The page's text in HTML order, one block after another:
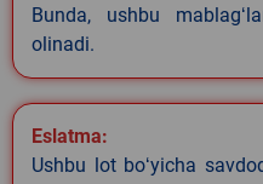
Bunda, ushbu
olinadi.
Eslatma:
Ushbu lot boʻyicha